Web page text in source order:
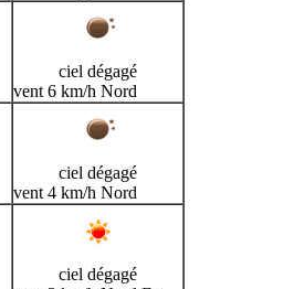
ciel dégagé
vent 6 km/h Nord
ciel dégagé
vent 4 km/h Nord
ciel dégagé